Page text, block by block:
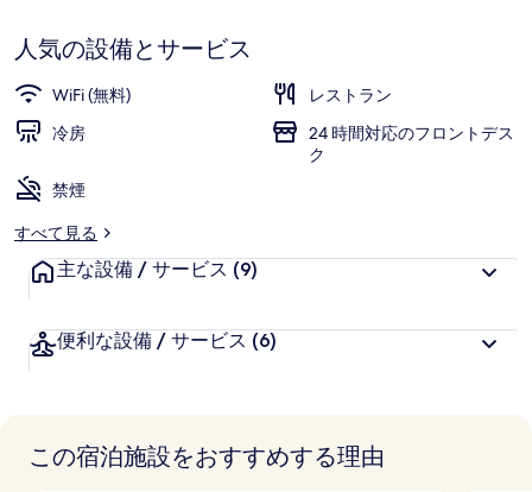
ャ
ラ
リ
ー
す
人気の設備とサービス
WiFi (無料)
レストラン
冷房
24 時間対応のフロントデス
ク
禁煙
すべて見る
主な設備 / サービス (9)
便利な設備 / サービス (6)
この宿泊施設をおすすめする理由